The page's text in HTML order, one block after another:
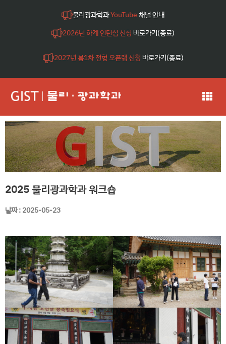
물리광과학과YouTube 채널 안내
2026년 하계 인턴십 신청 바로가기(종료)
2027년 봄1차 전형 오픈랩 신청 바로가기(종료)
2025 물리광과학과 워크숍
날짜 : 2025-05-23